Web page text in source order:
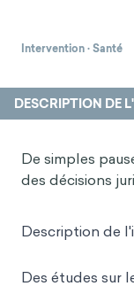
Intervention·Santé
DESCRIPTION DE
De simples
des décisions
Description de
Des études sur